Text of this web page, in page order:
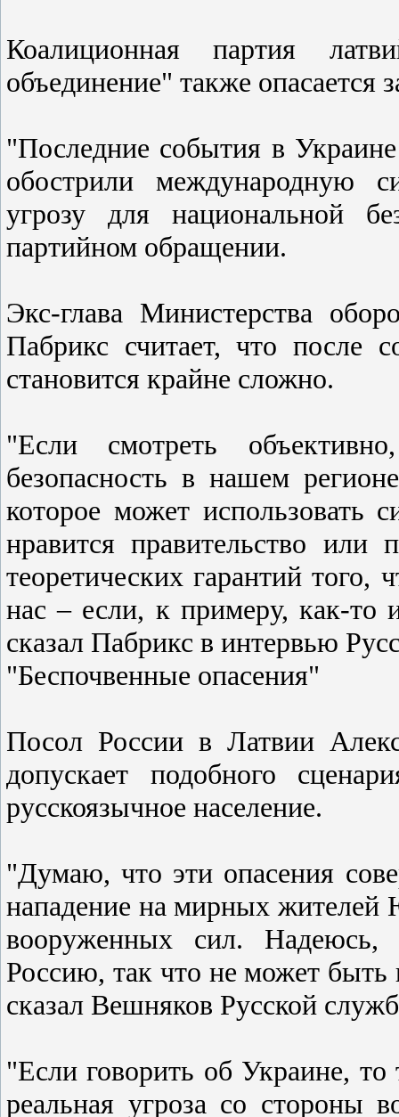
Коалиционная партия
объединение" также опасается
"Последние события в
обострили международную
угрозу для национальной
партийном обращении.
Экс-глава Министерства
Пабрикс считает, что после
становится крайне сложно.
"Если смотреть
безопасность в нашем
которое может использовать
нравится правительство или
теоретических гарантий
нас – если, к примеру, как-
сказал Пабрикс в интервью
"Беспочвенные опасения"
Посол России в Латвии
допускает подобного
русскоязычное население.
"Думаю, что эти опасения
нападение на мирных
вооруженных сил. Надеюсь,
Россию, так что не может
сказал Вешняков Русской
"Если говорить об Украине,
реальная угроза со стороны